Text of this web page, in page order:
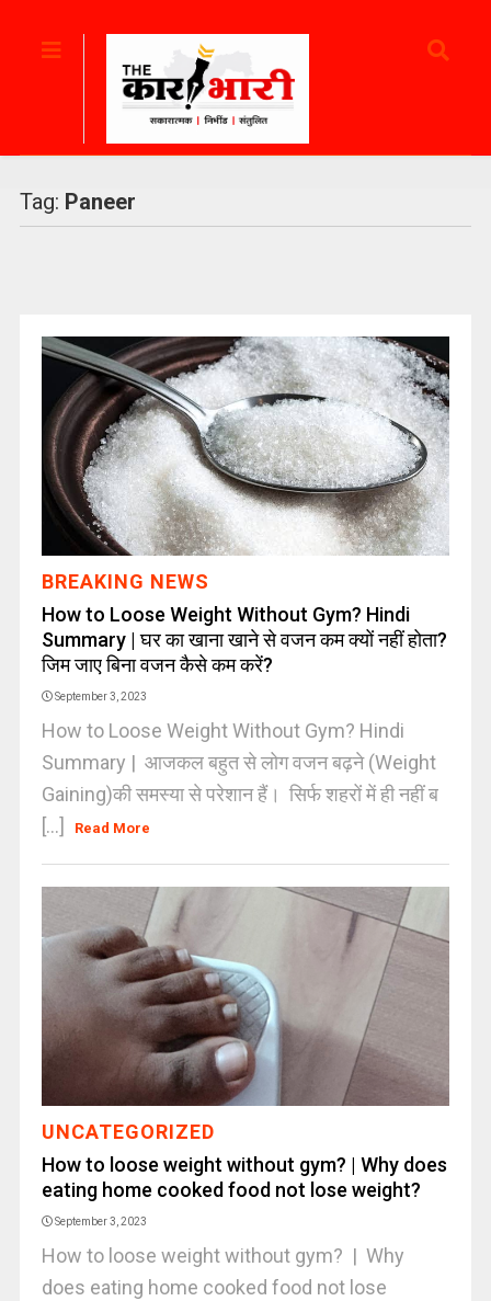
Tag: Paneer
BREAKING NEWS
How to Loose Weight Without Gym? Hindi
Summary | घर का खाना खाने से वजन कम क्यों नहीं होता?
जिम जाए बिना वजन कैसे कम करें?
September 3, 2023
How to Loose Weight Without Gym? Hindi
Summary | आजकल बहुत से लोग वजन बढ़ने (Weight
Gaining)की समस्या से परेशान हैं। सिर्फ शहरों में ही नहीं ब
[...]
Read More
UNCATEGORIZED
How to loose weight without gym? | Why does
eating home cooked food not lose weight?
September 3, 2023
How to loose weight without gym? | Why
does eating home cooked food not lose